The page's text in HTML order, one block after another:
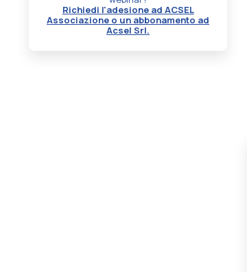
Richiedi l'adesione ad ACSEL
Associazione o un abbonamento ad
Acsel Srl.